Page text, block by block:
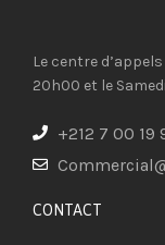
Le centre
20h00 et le
+212 7 00 19
CONTACT​